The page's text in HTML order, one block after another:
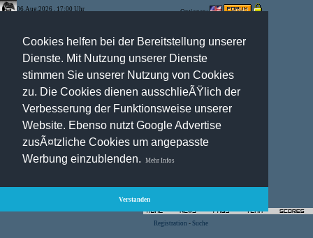
Cookies helfen bei der Bereitstellung unserer
Dienste. Mit Nutzung unserer Dienste
stimmen Sie unserer Nutzung von Cookies
zu. Die Cookies dienen ausschlieÃŸlich der
Verbesserung der Funktionsweise unserer
Website. Ebenso nutzt Google Advertise
zusÃ¤tzliche Cookies um angepasste
Werbung einzublenden.
Mehr Infos
Verstanden
06.Aug.2026 , 17:00 Uhr Optionen:
Registration - Suche